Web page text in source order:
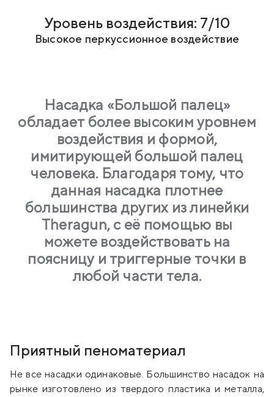
Уровень воздействия: 7/10
Высокое перкуссионное воздействие
Насадка «Большой палец»
обладает более высоким уровнем
воздействия и формой,
имитирующей большой палец
человека. Благодаря тому, что
данная насадка плотнее
большинства других из линейки
Theragun, с её помощью вы
можете воздействовать на
поясницу и триггерные точки в
любой части тела.
Приятный пеноматериал
Не все насадки одинаковые. Большинство насадок на
рынке изготовлено из твердого пластика и металла,